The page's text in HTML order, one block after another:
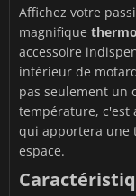
Affichez votre
magnifique
accessoire
intérieur de
pas seulement un
température, c'est
qui apportera une
espace.